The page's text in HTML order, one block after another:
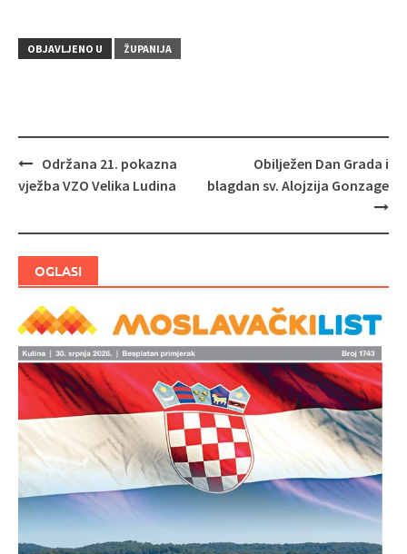
OBJAVLJENO U ŽUPANIJA
Navigacija
objava
Održana 21. pokazna
vježba VZO Velika Ludina
Obilježen Dan Grada i
blagdan sv. Alojzija Gonzage
OGLASI